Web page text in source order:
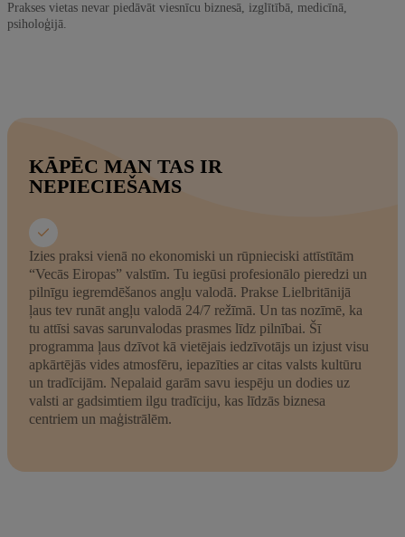
Prakses vietas nevar piedāvāt viesnīcu biznesā, izglītībā, medicīnā,
psiholoģijā.
KĀPĒC MAN TAS IR
NEPIECIEŠAMS
Izies praksi vienā no ekonomiski un rūpnieciski attīstītām
“Vecās Eiropas” valstīm. Tu iegūsi profesionālo pieredzi un
pilnīgu iegremdēšanos angļu valodā. Prakse Lielbritānijā
ļaus tev runāt angļu valodā 24/7 režīmā. Un tas nozīmē, ka
tu attīsi savas sarunvalodas prasmes līdz pilnībai. Šī
programma ļaus dzīvot kā vietējais iedzīvotājs un izjust visu
apkārtējās vides atmosfēru, iepazīties ar citas valsts kultūru
un tradīcijām. Nepalaid garām savu iespēju un dodies uz
valsti ar gadsimtiem ilgu tradīciju, kas līdzās biznesa
centriem un maģistrālēm.